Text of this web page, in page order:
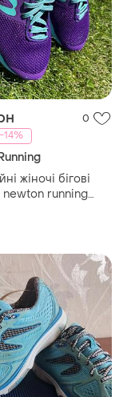
0
-14%
жіночі бігові
newton running